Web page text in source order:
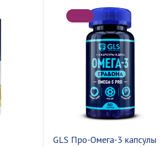
GLS Про-Омега-3 капсулы